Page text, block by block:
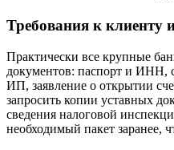
Требования к клиенту
Практически все крупные
документов: паспорт и ИНН,
ИП, заявление о открытии
запросить копии уставных
сведения налоговой
необходимый пакет заранее,